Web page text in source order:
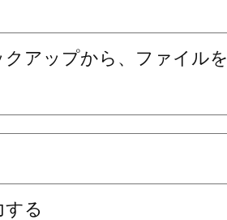
アップから、ファイルを
る